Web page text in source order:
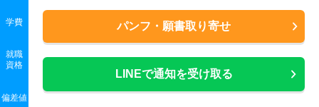
パンフ・願書取り寄せ
LINEで通知を受け取る
学費
就職
資格
偏差値